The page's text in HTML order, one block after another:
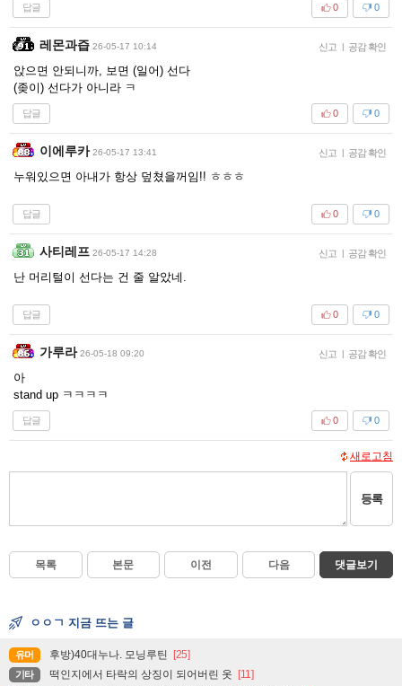
답글 0
0
레몬과즙 26-05-17 10:14 신고 | 공감 확인
앉으면 안되니까, 보면 (일어) 선다
(좆이) 선다가 아니라 ㅋ
답글 0
0
이에루카 26-05-17 13:41 신고 | 공감 확인
누워있으면 아내가 항상 덮쳤을꺼임!! ㅎㅎㅎ
답글 0
0
사티레프 26-05-17 14:28 신고 | 공감 확인
난 머리털이 선다는 건 줄 알았네.
답글 0
0
가루라 26-05-18 09:20 신고 | 공감 확인
아
stand up ㅋㅋㅋㅋ
답글 0
0
새로고침
등록
목록 본문 이전 다음 댓글보기
ㅇㅇㄱ 지금 뜨는 글
유머 후방)40대누나. 모닝루틴 [25]
기타 떡인지에서 타락의 상징이 되어버린 옷 [11]